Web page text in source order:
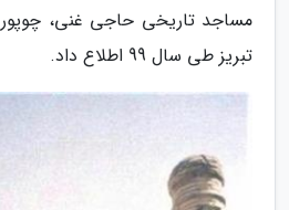
مساجد تاریخی حاجی غنی،
تبریز طی سال 99 اطلاع داد.